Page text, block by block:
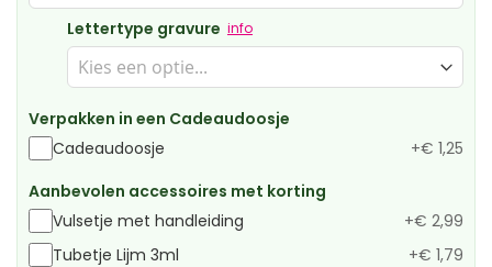
Lettertype gravure info
Verpakken in een Cadeaudoosje
Cadeaudoosje
+€ 1,25
Aanbevolen accessoires met korting
Vulsetje met handleiding
+€ 2,99
Tubetje Lijm 3ml
+€ 1,79